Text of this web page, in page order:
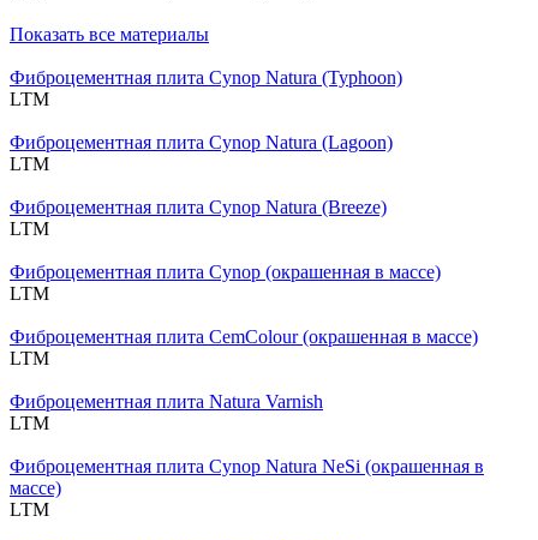
Показать все материалы
Фиброцементная плита Cynop Natura (Typhoon)
LTM
Фиброцементная плита Cynop Natura (Lagoon)
LTM
Фиброцементная плита Cynop Natura (Breeze)
LTM
Фиброцементная плита Cynop (окрашенная в массе)
LTM
Фиброцементная плита CemColour (окрашенная в массе)
LTM
Фиброцементная плита Natura Varnish
LTM
Фиброцементная плита Cynop Natura NeSi (окрашенная в
массе)
LTM